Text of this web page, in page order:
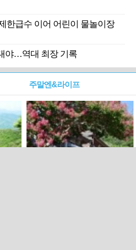
한급수 이어 어린이 물놀이장
야…역대 최장 기록
주말엔&라이프